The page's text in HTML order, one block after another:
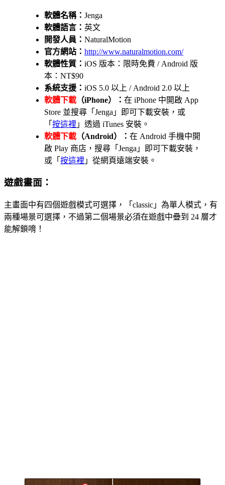
軟體名稱： Jenga
軟體語言： 英文
開發人員： NaturalMotion
官方網站： http://www.naturalmotion.com/
軟體性質： iOS 版本：限時免費 / Android 版
本：NT$90
系統支援： iOS 5.0 以上 / Android 2.0 以上
軟體下載 （iPhone）： 在 iPhone 中開啟 App
Store 並搜尋「Jenga」即可下載安裝，或
「 按這裡 」透過 iTunes 安裝。
軟體下載 （Android）： 在 Android 手機中開
啟 Play 商店，搜尋「Jenga」即可下載安裝，
或「 按這裡 」從網頁遠端安裝。
遊戲畫面：
主畫面中有四個遊戲模式可選擇，「classic」為單人模式，有
兩種場景可選擇，不過第二個場景必須在遊戲中疊到 24 層才
能解鎖唷！